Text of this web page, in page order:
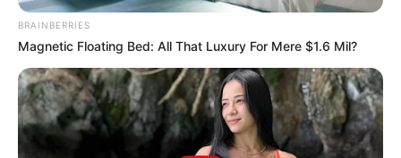
BRAINBERRIES
Magnetic Floating Bed: All That Luxury For Mere $1.6 Mil?